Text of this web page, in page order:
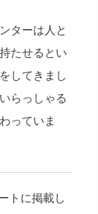
ターは人と
たせるとい
してきまし
らっしゃる
っていま
トに掲載し